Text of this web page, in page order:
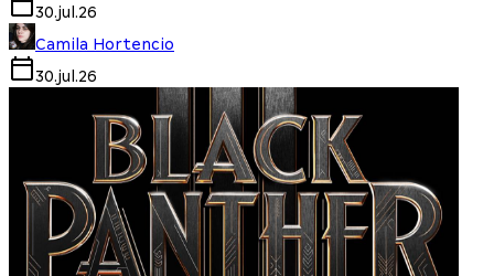
30.jul.26
Camila Hortencio
30.jul.26